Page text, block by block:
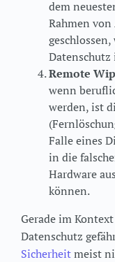
dem
Rahmen
Remote
wenn
werden, ist
Falle eines
in die
Hardware
können.
Gerade im
Datenschutz
Sicherheitmeist